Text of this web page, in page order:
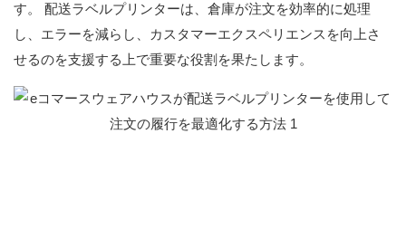
す。 配送ラベルプリンターは、倉庫が注文を効率的に処理
し、エラーを減らし、カスタマーエクスペリエンスを向上さ
せるのを支援する上で重要な役割を果たします。